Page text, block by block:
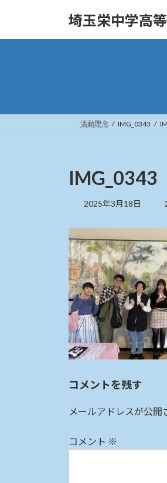
埼玉栄中学高
活動理念 IMG_0343
IMG_0343
2025年3月18日
:
コメントを残す
メールアドレスが公開
コメント ※